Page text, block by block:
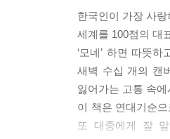
그러나 모델의 삶
가장 숭고한 애도
_〈임종을 맞은 카
이 예술적 실험의
삶의 터전에 나타
모네 역시 농부들
한국인이 가장 사
세계를 100점의 대
‘모네’ 하면 따뜻
새벽 수십 개의 캔
잃어가는 고통 속
이 책은 연대기순
또 대중에게 잘